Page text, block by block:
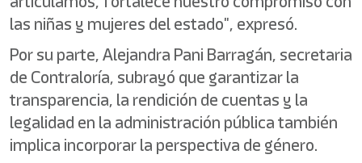
las niñas y mujeres del estado", expresó.
Por su parte, Alejandra Pani Barragán, secretaria
de Contraloría, subrayó que garantizar la
transparencia, la rendición de cuentas y la
legalidad en la administración pública también
implica incorporar la perspectiva de género.